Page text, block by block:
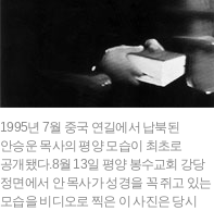
1995년 7월 중국 연길에서 납북된
안승운 목사의 평양 모습이 최초로
공개됐다.8월 13일 평양 봉수교회 강당
정면에서 안 목사가 성경을 꼭 쥐고 있는
모습을 비디오로 찍은 이 사진은 당시